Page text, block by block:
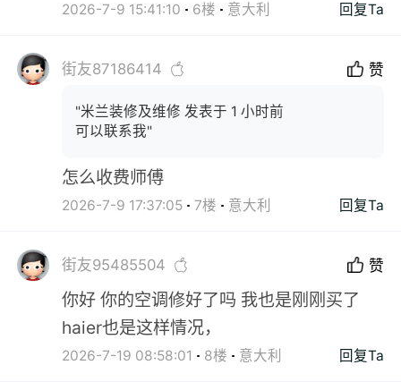
2026-7-9 15:41:10 6楼 意大利 回复Ta
街友87186414 赞
"米兰装修及维修 发表于 1 小时前
可以联系我"
怎么收费师傅
2026-7-9 17:37:05 7楼 意大利 回复Ta
街友95485504 赞
你好 你的空调修好了吗 我也是刚刚买了
haier也是这样情况，
2026-7-19 08:58:01 8楼 意大利 回复Ta